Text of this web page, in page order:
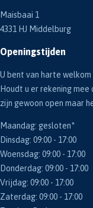
Maisbaai 1
4331 HJ Middelburg
Openingstijden
U bent van harte
Houdt u er rekening mee
zijn gewoon open maar
Maandag: gesloten*
Dinsdag: 09:00 - 17:00
Woensdag: 09:00 - 17:00
Donderdag: 09:00 - 17:00
Vrijdag: 09:00 - 17:00
Zaterdag: 09:00 - 17:00